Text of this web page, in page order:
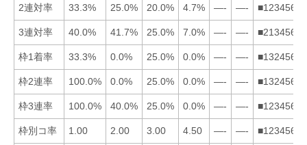
2連対率 33.3% 25.0% 20.0% 4.7% —- —- ■123456
3連対率 40.0% 41.7% 25.0% 7.0% —- —- ■213456
枠1着率 33.3% 0.0% 25.0% 0.0% —- —- ■132456
枠2連率 100.0% 0.0% 25.0% 0.0% —- —- ■132456
枠3連率 100.0% 40.0% 25.0% 0.0% —- —- ■123456
枠別コ率 1.00 2.00 3.00 4.50 —- —- ■123456